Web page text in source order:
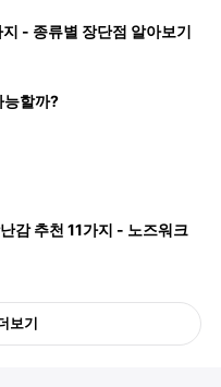
- 종류별 장단점 알아보기
능할까?
감 추천 11가지 - 노즈워크
보기